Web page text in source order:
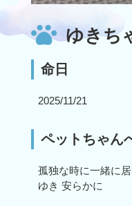
ゆきち
命日
2025/11/21
ペットちゃん
孤独な時に一緒に
ゆき 安らかに